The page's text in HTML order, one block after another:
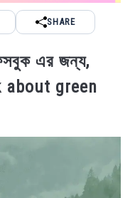
SHARE
এর জন্য,
about green